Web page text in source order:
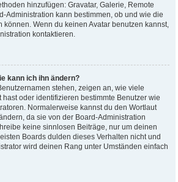
hinzufügen: Gravatar, Galerie, Remote
Administration kann bestimmen, ob und wie die
können. Wenn du keinen Avatar benutzen kannst,
kontaktieren.
kann ich ihn ändern?
stehen, zeigen an, wie viele
hast oder identifizieren bestimmte Benutzer wie
Normalerweise kannst du den Wortlaut
da sie von der Board-Administration
keine sinnlosen Beiträge, nur um deinen
Boards dulden dieses Verhalten nicht und
wird deinen Rang unter Umständen einfach